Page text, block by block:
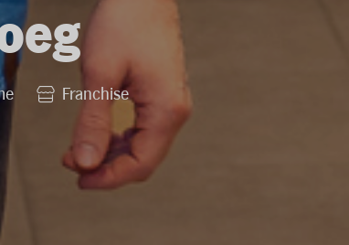
Franchise